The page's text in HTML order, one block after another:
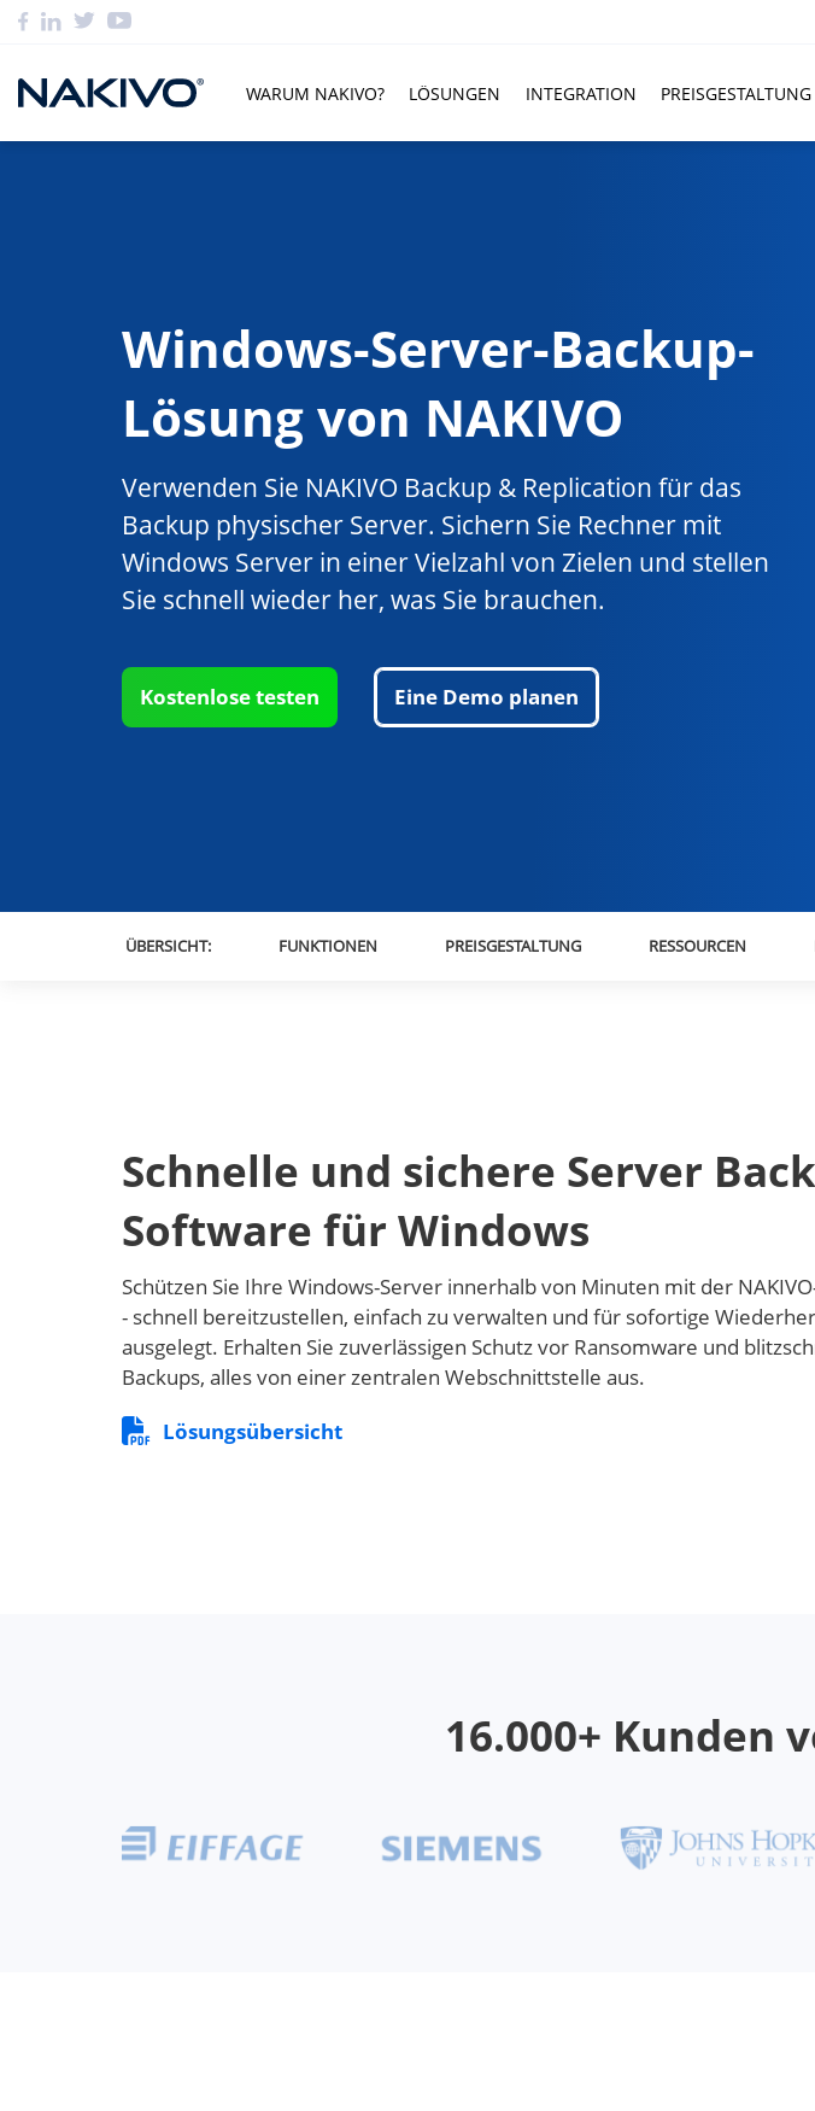
WARUM NAKIVO? LÖSUNGEN INTEGRATION PREISGESTALTUNG
Windows-Server-Backup-
Lösung von NAKIVO
Verwenden Sie NAKIVO Backup & Replication für das
Backup physischer Server. Sichern Sie Rechner mit
Windows Server in einer Vielzahl von Zielen und stellen
Sie schnell wieder her, was Sie brauchen.
Kostenlose testen Eine Demo planen
ÜBERSICHT: FUNKTIONEN PREISGESTALTUNG RESSOURCEN
Schnelle und sichere Server
Software für Windows
Schützen Sie Ihre Windows-Server innerhalb von Minuten mit der
- schnell bereitzustellen, einfach zu verwalten und für sofortige
ausgelegt. Erhalten Sie zuverlässigen Schutz vor Ransomware und
Backups, alles von einer zentralen Webschnittstelle aus.
Lösungsübersicht
16.000+ Kunden